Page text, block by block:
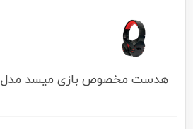
هدست مخصوص بازی میسد مدل A68